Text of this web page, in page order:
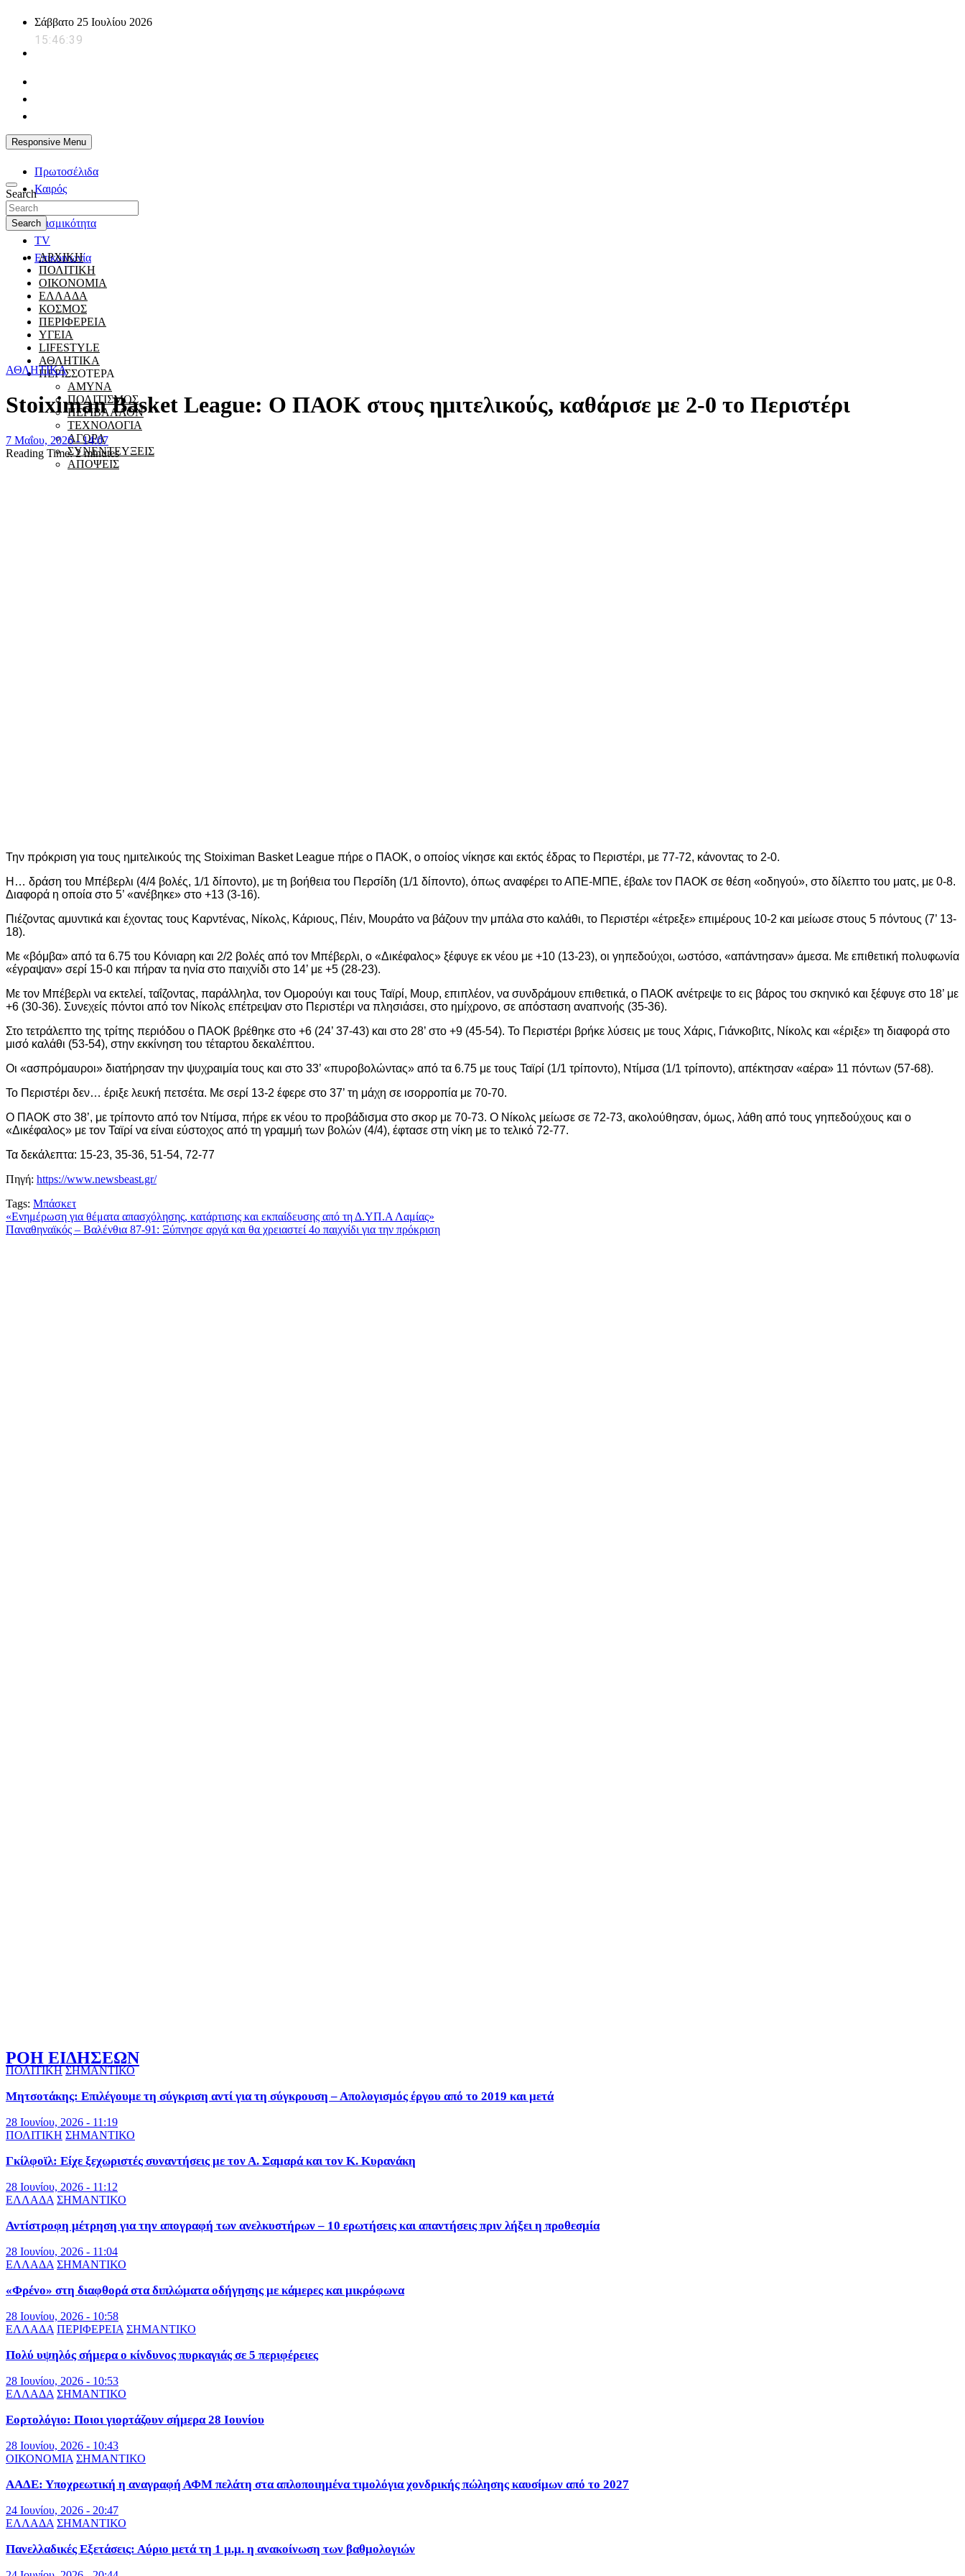
Σάββατο 25 Ιουλίου 2026
15:46:40
Responsive Menu
Πρωτοσέλιδα
Καιρός
Ζώδια
Σεισμικότητα
TV
Επικοινωνία
powerplayer.gr
Search
Search
ΑΡΧΙΚΗ
ΠΟΛΙΤΙΚΗ
ΟΙΚΟΝΟΜΙΑ
ΕΛΛΑΔΑ
ΚΟΣΜΟΣ
ΠΕΡΙΦΕΡΕΙΑ
ΥΓΕΙΑ
LIFESTYLE
ΑΘΛΗΤΙΚΑ
ΠΕΡΙΣΣΟΤΕΡΑ
ΑΜΥΝΑ
ΠΟΛΙΤΙΣΜΟΣ
ΠΕΡΙΒΑΛΛΟΝ
ΤΕΧΝΟΛΟΓΙΑ
ΑΓΟΡΑ
ΣΥΝΕΝΤΕΥΞΕΙΣ
ΑΠΟΨΕΙΣ
ΑΘΛΗΤΙΚΑ
Stoiximan Basket League: Ο ΠΑΟΚ στους ημιτελικούς, καθάρισε με 2-0 το Περιστέρι
7 Μαΐου, 2026 - 14:07
Reading Time:2 minutes
Την πρόκριση για τους ημιτελικούς της Stoiximan Basket League πήρε ο ΠΑΟΚ, ο οποίος νίκησε και εκτός έδρας το Περιστέρι, με 77-72, κάνοντας το 2-0.
Η… δράση του Μπέβερλι (4/4 βολές, 1/1 δίποντο), με τη βοήθεια του Περσίδη (1/1 δίποντο), όπως αναφέρει το ΑΠΕ-ΜΠΕ, έβαλε τον ΠΑΟΚ σε θέση «οδηγού», στο δίλεπτο του ματς, με 0-8.
Διαφορά η οποία στο 5’ «ανέβηκε» στο +13 (3-16).
Πιέζοντας αμυντικά και έχοντας τους Καρντένας, Νίκολς, Κάριους, Πέιν, Μουράτο να βάζουν την μπάλα στο καλάθι, το Περιστέρι «έτρεξε» επιμέρους 10-2 και μείωσε στους 5 πόντους (7’ 13-
18).
Με «βόμβα» από τα 6.75 του Κόνιαρη και 2/2 βολές από τον Μπέβερλι, ο «Δικέφαλος» ξέφυγε εκ νέου με +10 (13-23), οι γηπεδούχοι, ωστόσο, «απάντησαν» άμεσα. Με επιθετική πολυφωνία
«έγραψαν» σερί 15-0 και πήραν τα ηνία στο παιχνίδι στο 14’ με +5 (28-23).
Με τον Μπέβερλι να εκτελεί, ταΐζοντας, παράλληλα, τον Ομορούγι και τους Ταϊρί, Μουρ, επιπλέον, να συνδράμουν επιθετικά, ο ΠΑΟΚ ανέτρεψε το εις βάρος του σκηνικό και ξέφυγε στο 18’ με
+6 (30-36). Συνεχείς πόντοι από τον Νίκολς επέτρεψαν στο Περιστέρι να πλησιάσει, στο ημίχρονο, σε απόσταση αναπνοής (35-36).
Στο τετράλεπτο της τρίτης περιόδου ο ΠΑΟΚ βρέθηκε στο +6 (24’ 37-43) και στο 28’ στο +9 (45-54). Το Περιστέρι βρήκε λύσεις με τους Χάρις, Γιάνκοβιτς, Νίκολς και «έριξε» τη διαφορά στο
μισό καλάθι (53-54), στην εκκίνηση του τέταρτου δεκαλέπτου.
Οι «ασπρόμαυροι» διατήρησαν την ψυχραιμία τους και στο 33’ «πυροβολώντας» από τα 6.75 με τους Ταϊρί (1/1 τρίποντο), Ντίμσα (1/1 τρίποντο), απέκτησαν «αέρα» 11 πόντων (57-68).
Το Περιστέρι δεν… έριξε λευκή πετσέτα. Με σερί 13-2 έφερε στο 37’ τη μάχη σε ισορροπία με 70-70.
Ο ΠΑΟΚ στο 38’, με τρίποντο από τον Ντίμσα, πήρε εκ νέου το προβάδισμα στο σκορ με 70-73. Ο Νίκολς μείωσε σε 72-73, ακολούθησαν, όμως, λάθη από τους γηπεδούχους και ο
«Δικέφαλος» με τον Ταϊρί να είναι εύστοχος από τη γραμμή των βολών (4/4), έφτασε στη νίκη με το τελικό 72-77.
Τα δεκάλεπτα: 15-23, 35-36, 51-54, 72-77
Πηγή: https://www.newsbeast.gr/
Tags: Μπάσκετ
Πλοήγηση
άρθρων
«Ενημέρωση για θέματα απασχόλησης, κατάρτισης και εκπαίδευσης από τη Δ.ΥΠ.Α Λαμίας»
Παναθηναϊκός – Βαλένθια 87-91: Ξύπνησε αργά και θα χρειαστεί 4ο παιχνίδι για την πρόκριση
ΡΟΗ ΕΙΔΗΣΕΩΝ
ΠΟΛΙΤΙΚΗ ΣΗΜΑΝΤΙΚΟ
Μητσοτάκης: Επιλέγουμε τη σύγκριση αντί για τη σύγκρουση – Απολογισμός έργου από το 2019 και μετά
28 Ιουνίου, 2026 - 11:19
ΠΟΛΙΤΙΚΗ ΣΗΜΑΝΤΙΚΟ
Γκίλφοϊλ: Είχε ξεχωριστές συναντήσεις με τον Α. Σαμαρά και τον Κ. Κυρανάκη
28 Ιουνίου, 2026 - 11:12
ΕΛΛΑΔΑ ΣΗΜΑΝΤΙΚΟ
Αντίστροφη μέτρηση για την απογραφή των ανελκυστήρων – 10 ερωτήσεις και απαντήσεις πριν λήξει η προθεσμία
28 Ιουνίου, 2026 - 11:04
ΕΛΛΑΔΑ ΣΗΜΑΝΤΙΚΟ
«Φρένο» στη διαφθορά στα διπλώματα οδήγησης με κάμερες και μικρόφωνα
28 Ιουνίου, 2026 - 10:58
ΕΛΛΑΔΑ ΠΕΡΙΦΕΡΕΙΑ ΣΗΜΑΝΤΙΚΟ
Πολύ υψηλός σήμερα ο κίνδυνος πυρκαγιάς σε 5 περιφέρειες
28 Ιουνίου, 2026 - 10:53
ΕΛΛΑΔΑ ΣΗΜΑΝΤΙΚΟ
Εορτολόγιο: Ποιοι γιορτάζουν σήμερα 28 Ιουνίου
28 Ιουνίου, 2026 - 10:43
ΟΙΚΟΝΟΜΙΑ ΣΗΜΑΝΤΙΚΟ
ΑΑΔΕ: Υποχρεωτική η αναγραφή ΑΦΜ πελάτη στα απλοποιημένα τιμολόγια χονδρικής πώλησης καυσίμων από το 2027
24 Ιουνίου, 2026 - 20:47
ΕΛΛΑΔΑ ΣΗΜΑΝΤΙΚΟ
Πανελλαδικές Εξετάσεις: Αύριο μετά τη 1 μ.μ. η ανακοίνωση των βαθμολογιών